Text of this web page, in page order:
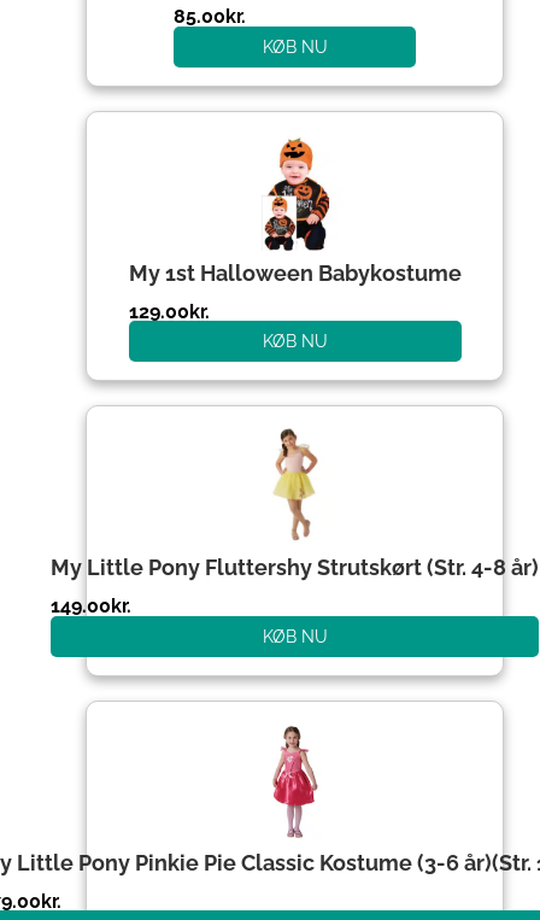
85.00kr.
KØB NU
My 1st Halloween Babykostume
129.00kr.
KØB NU
My Little Pony Fluttershy Strutskørt (Str. 4-8 år)
149.00kr.
KØB NU
Little Pony Pinkie Pie Classic Kostume (3-6
kr.